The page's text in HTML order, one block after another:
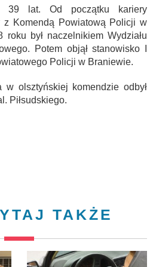
39 lat. Od początku kariery
z Komendą Powiatową Policji w
był naczelnikiem Wydziału
Potem objął stanowisko I
Policji w Braniewie.
w olsztyńskiej komendzie odbył
Piłsudskiego.
TAKŻE